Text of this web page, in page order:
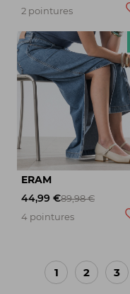
2 pointures
ERAM
44,99 €89,98 €
4 pointures
1 2 3